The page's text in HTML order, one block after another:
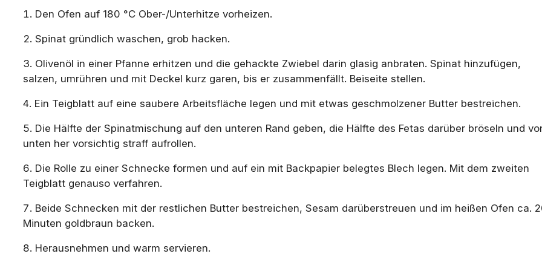
Den Ofen auf 180 °C Ober-/Unterhitze vorheizen.
Spinat gründlich waschen, grob hacken.
Olivenöl in einer Pfanne erhitzen und die gehackte Zwiebel darin glasig anbraten. Spinat hinzufügen,
salzen, umrühren und mit Deckel kurz garen, bis er zusammenfällt. Beiseite stellen.
Ein Teigblatt auf eine saubere Arbeitsfläche legen und mit etwas geschmolzener Butter bestreichen.
Die Hälfte der Spinatmischung auf den unteren Rand geben, die Hälfte des Fetas darüber bröseln und
unten her vorsichtig straff aufrollen.
Die Rolle zu einer Schnecke formen und auf ein mit Backpapier belegtes Blech legen. Mit dem zweiten
Teigblatt genauso verfahren.
Beide Schnecken mit der restlichen Butter bestreichen, Sesam darüberstreuen und im heißen Ofen ca.
Minuten goldbraun backen.
Herausnehmen und warm servieren.